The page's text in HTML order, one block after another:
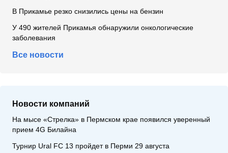
В Прикамье резко снизились цены на бензин
У 490 жителей Прикамья обнаружили онкологические
заболевания
Все новости
Новости компаний
На мысе «Стрелка» в Пермском крае появился уверенный
прием 4G Билайна
Турнир Ural FC 13 пройдет в Перми 29 августа